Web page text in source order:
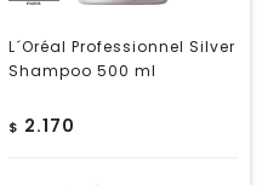
L´Oréal Professionnel Silver
Shampoo 500 ml
$ 2.170